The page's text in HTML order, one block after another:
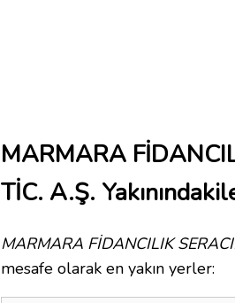
MARMARA
TİC. A.Ş.
MARMARA FİDANCILIK
mesafe olarak en yakın yerler: